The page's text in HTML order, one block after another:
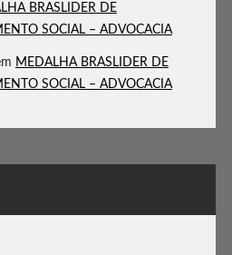
BRASLIDER DE
SOCIAL – ADVOCACIA
MEDALHA BRASLIDER DE
SOCIAL – ADVOCACIA